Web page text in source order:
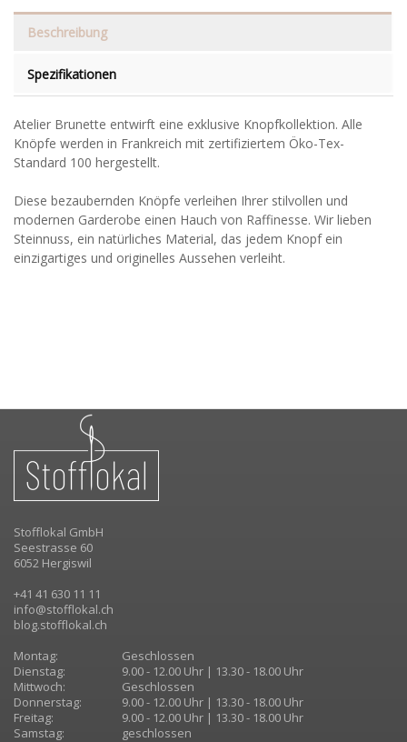
Beschreibung
Spezifikationen
Atelier Brunette entwirft eine exklusive Knopfkollektion. Alle
Knöpfe werden in Frankreich mit zertifiziertem Öko-Tex-
Standard 100 hergestellt.
Diese bezaubernden Knöpfe verleihen Ihrer stilvollen und
modernen Garderobe einen Hauch von Raffinesse. Wir lieben
Steinnuss, ein natürliches Material, das jedem Knopf ein
einzigartiges und originelles Aussehen verleiht.
Stofflokal GmbH
Seestrasse 60
6052 Hergiswil
+41 41 630 11 11
info@stofflokal.ch
blog.stofflokal.ch
Montag:
Geschlossen
Dienstag:
9.00 - 12.00 Uhr | 13.30 - 18.00 Uhr
Mittwoch:
Geschlossen
Donnerstag:
9.00 - 12.00 Uhr | 13.30 - 18.00 Uhr
Freitag:
9.00 - 12.00 Uhr | 13.30 - 18.00 Uhr
Samstag:
geschlossen